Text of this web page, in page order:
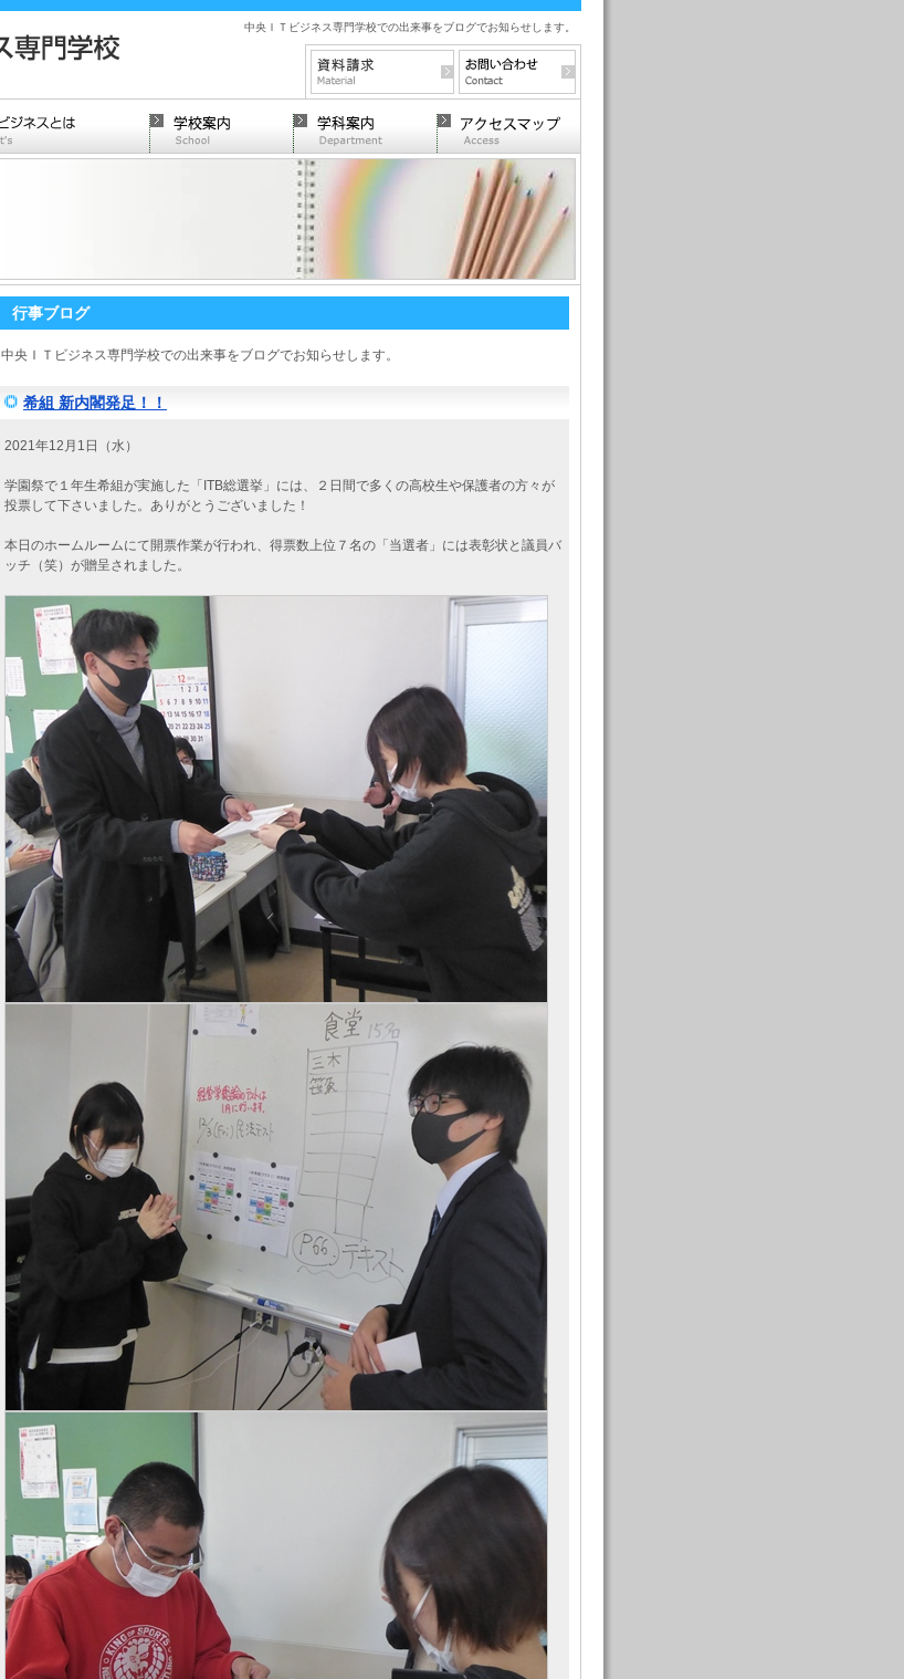
中央ＩＴビジネス専門学校での出来事をブログでお知らせします。
行事ブログ
中央ＩＴビジネス専門学校での出来事をブログでお知らせします。
希組 新内閣発足！！
2021年12月1日（水）
学園祭で１年生希組が実施した「ITB総選挙」には、２日間で多くの高校生や保護者の方々が
投票して下さいました。ありがとうございました！
本日のホームルームにて開票作業が行われ、得票数上位７名の「当選者」には表彰状と議員バ
ッチ（笑）が贈呈されました。